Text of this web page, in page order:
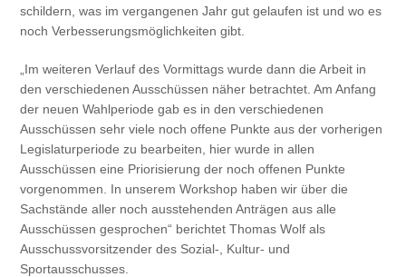
schildern, was im vergangenen Jahr gut gelaufen ist und wo es
noch Verbesserungsmöglichkeiten gibt.
„Im weiteren Verlauf des Vormittags wurde dann die Arbeit in
den verschiedenen Ausschüssen näher betrachtet. Am Anfang
der neuen Wahlperiode gab es in den verschiedenen
Ausschüssen sehr viele noch offene Punkte aus der vorherigen
Legislaturperiode zu bearbeiten, hier wurde in allen
Ausschüssen eine Priorisierung der noch offenen Punkte
vorgenommen. In unserem Workshop haben wir über die
Sachstände aller noch ausstehenden Anträgen aus alle
Ausschüssen gesprochen“ berichtet Thomas Wolf als
Ausschussvorsitzender des Sozial-, Kultur- und
Sportausschusses.